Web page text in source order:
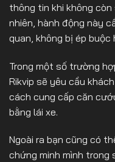
thông tin khi không
nhiên, hành động này
quan, không bị ép
Trong một số trường
Rikvip sẽ yêu cầu
cách cung cấp căn
bằng lái xe.
Ngoài ra bạn cũng có
chứng minh mình trong